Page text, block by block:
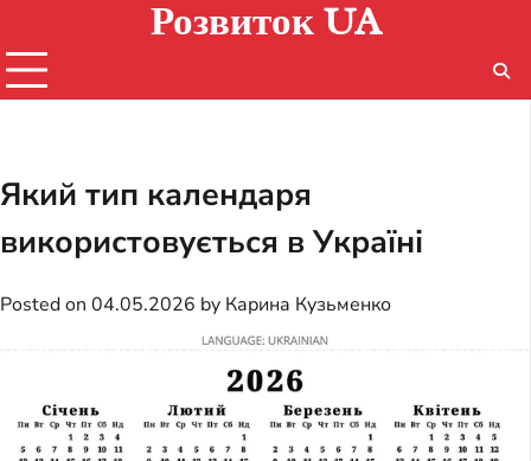
content
Розвиток UA
Який тип календаря
використовується в Україні
Posted on 04.05.2026 by Карина Кузьменко